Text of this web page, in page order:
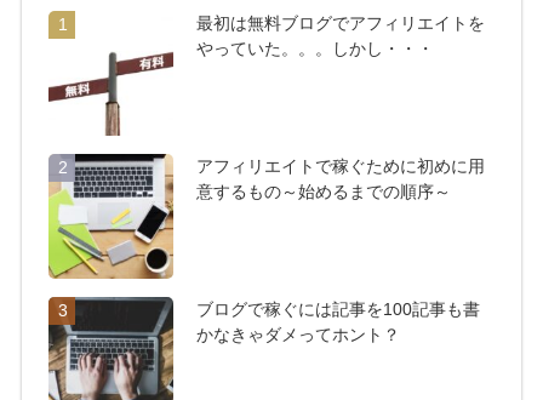
1
最初は無料ブログでアフィリエイトを
やっていた。。。しかし・・・
2
アフィリエイトで稼ぐために初めに用
意するもの～始めるまでの順序～
3
ブログで稼ぐには記事を100記事も書
かなきゃダメってホント？